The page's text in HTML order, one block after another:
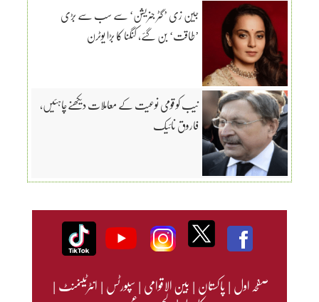
جین زی ’گٹر جنریشن‘ سے سب سے بڑی
’طاقت‘ بن گئے، کنگنا کا بڑا یوٹرن
نیب کو قومی نوعیت کے معاملات دیکھنےچاہئیں،
فاروق نائیک
صفحہ اول|پاکستان|بین الاقوامی|سپورٹس|انٹرٹینمنٹ|